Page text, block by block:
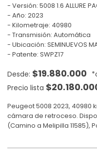
Versión: 5008 1.6 ALLURE
Año: 2023
Kilometraje: 40980
Transmisión: Automática
Ubicación: SEMINUEVOS
Patente: SWPZ17
$19.880.000
Precio lista $
Peugeot 5008 2023, 40980
cámara de retroceso.
(Camino a Melipilla 11585),